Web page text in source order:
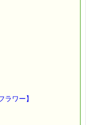
ます。
ト
ーム１本当毎に
ワー】